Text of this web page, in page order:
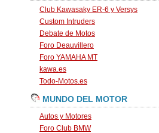
Club Kawasaky ER-6 y Versys
Custom Intruders
Debate de Motos
Foro Deauvillero
Foro YAMAHA MT
kawa.es
Todo-Motos.es
MUNDO DEL MOTOR
Autos y Motores
Foro Club BMW